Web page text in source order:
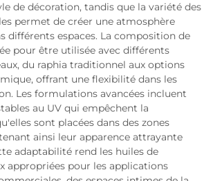
de décoration, tandis que la variété des
permet de créer une atmosphère
différents espaces. La composition de
pour être utilisée avec différents
du raphia traditionnel aux options
offrant une flexibilité dans les
Les formulations avancées incluent
au UV qui empêchent la
sont placées dans des zones
ainsi leur apparence attrayante
adaptabilité rend les huiles de
appropriées pour les applications